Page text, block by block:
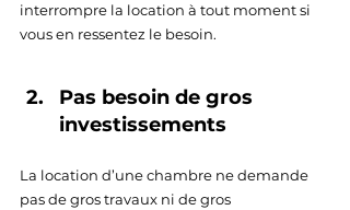
interrompre la location à tout moment si
vous en ressentez le besoin.
Pas besoin de gros
investissements
La location d’une chambre ne demande
pas de gros travaux ni de gros